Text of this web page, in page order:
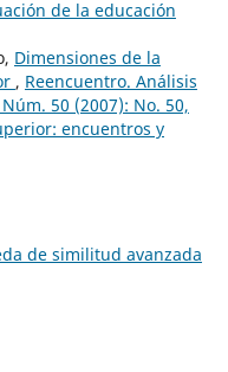
de la educación
Dimensiones de la
, Reencuentro. Análisis
50 (2007): No. 50,
encuentros y
de similitud avanzada